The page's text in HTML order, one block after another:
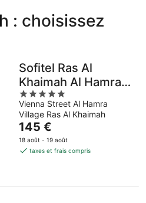
: choisissez
Sofitel Ras Al
Khaimah Al Hamra
Beach Resort
5
out
of
5
Vienna Street Al Hamra
Village Ras Al Khaimah
Le
prix
est
par
145 €
18 août - 19 août
taxes et frais compris